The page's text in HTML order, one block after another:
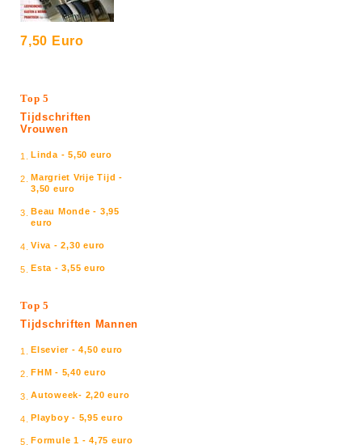
7,50 Euro
Top 5
Tijdschriften
Vrouwen
1. Linda - 5,50 euro
2. Margriet Vrije Tijd -
3,50 euro
3. Beau Monde - 3,95
euro
4. Viva - 2,30 euro
5. Esta - 3,55 euro
Top 5
Tijdschriften Mannen
1. Elsevier - 4,50 euro
2. FHM - 5,40 euro
3. Autoweek- 2,20 euro
4. Playboy - 5,95 euro
5. Formule 1 - 4,75 euro